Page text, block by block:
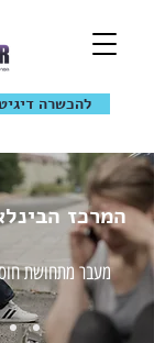
להכשרה
מעבר מתחושת
המרכז